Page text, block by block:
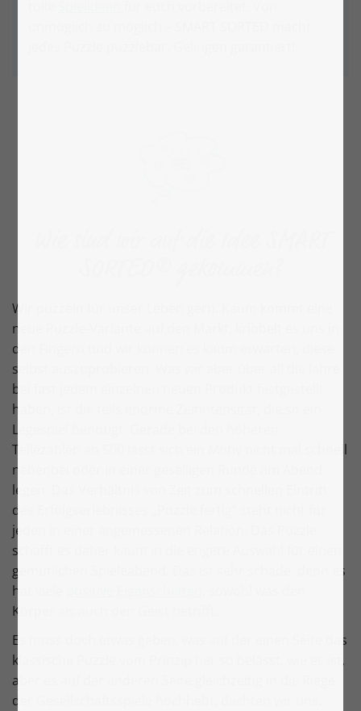
Wir puzzeln für unser Leben gern. Kaum kommt eine
neue Puzzle-Variante auf den Markt, kribbelt es uns in
den Fingern und wir können es kaum erwarten, diese
selbst auszuprobieren. Was wir aber über all die Jahre
bei fast jedem einzelnen neuen Produkt festgestellt
haben, ist die teils enorme Zeitintensität, die so ein
Legespiel benötigt. Gerade bei den höheren
Teilezahlen ab 500 lässt sich ein Motiv nicht mal schnell
nebenbei oder in einer geselligen Runde am Abend
legen. Das Verhältnis von Zeit zum schnellen Eintritt
des Erfolgserlebnisses „Puzzle fertig“ steht nicht für
jeden in einer angemessenen Relation. Das Puzzle
schafft es daher kaum in die engere Auswahl für einen
gemütlichen Spieleabend. Das ist sehr schade, denn es
hat viele
Körper als auch den Geist betrifft.
Es muss doch etwas geben, was auf der einen Seite das
klassische Puzzle vom Prinzip her so belässt, wie es ist,
aber es auf der anderen Seite gleichzeitig in die Riege
der Gesellschaftsspiele hochhebt, dachten wir uns.